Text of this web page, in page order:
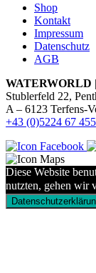
Shop
Kontakt
Impressum
Datenschutz
AGB
WATERWORLD
Stublerfeld 22,
A – 6123 Terfens-
+43 (0)5224 67 455
Diese Website
nutzten, gehen wir